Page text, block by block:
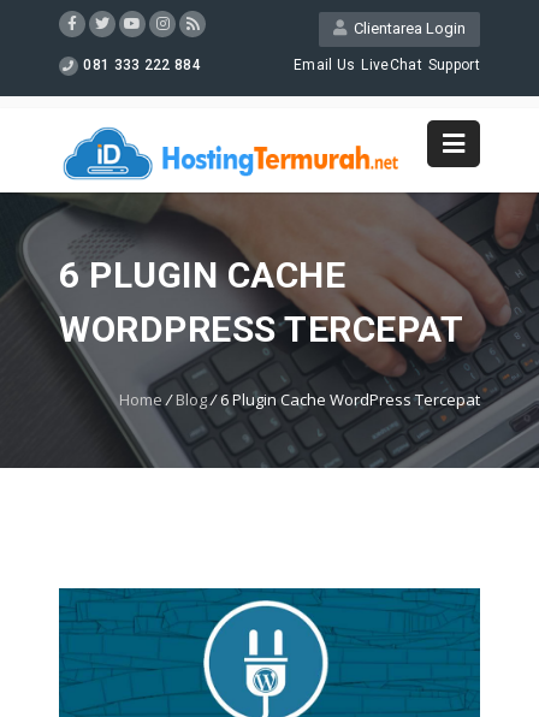
Clientarea Login
081 333 222 884 Email Us LiveChat Support
6 PLUGIN CACHE
WORDPRESS TERCEPAT
Home/ Blog/6 Plugin Cache WordPress Tercepat